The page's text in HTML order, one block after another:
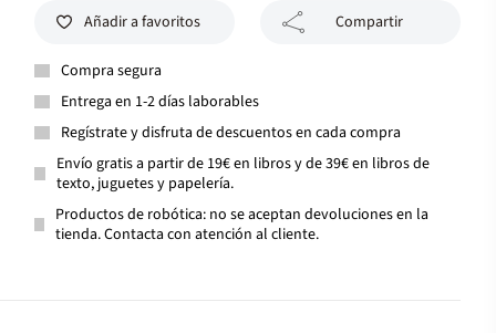
Añadir a favoritos Compartir
Compra segura
Entrega en 1-2 días laborables
Regístrate y disfruta de descuentos en cada compra
Envío gratis a partir de 19€ en libros y de 39€ en libros de
texto, juguetes y papelería.
Productos de robótica: no se aceptan devoluciones en la
tienda. Contacta con atención al cliente.